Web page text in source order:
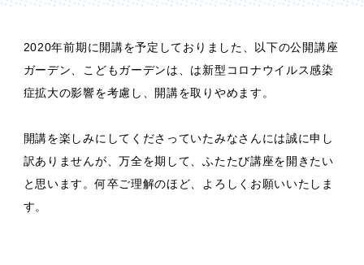
2020年前期に開講を予定しておりました、以下の公開講座
ガーデン、こどもガーデンは、は新型コロナウイルス感染
症拡大の影響を考慮し、開講を取りやめます。
開講を楽しみにしてくださっていたみなさんには誠に申し
訳ありませんが、万全を期して、ふたたび講座を開きたい
と思います。何卒ご理解のほど、よろしくお願いいたしま
す。